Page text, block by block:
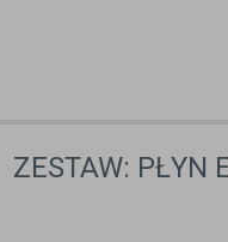
ZESTAW: PŁYN